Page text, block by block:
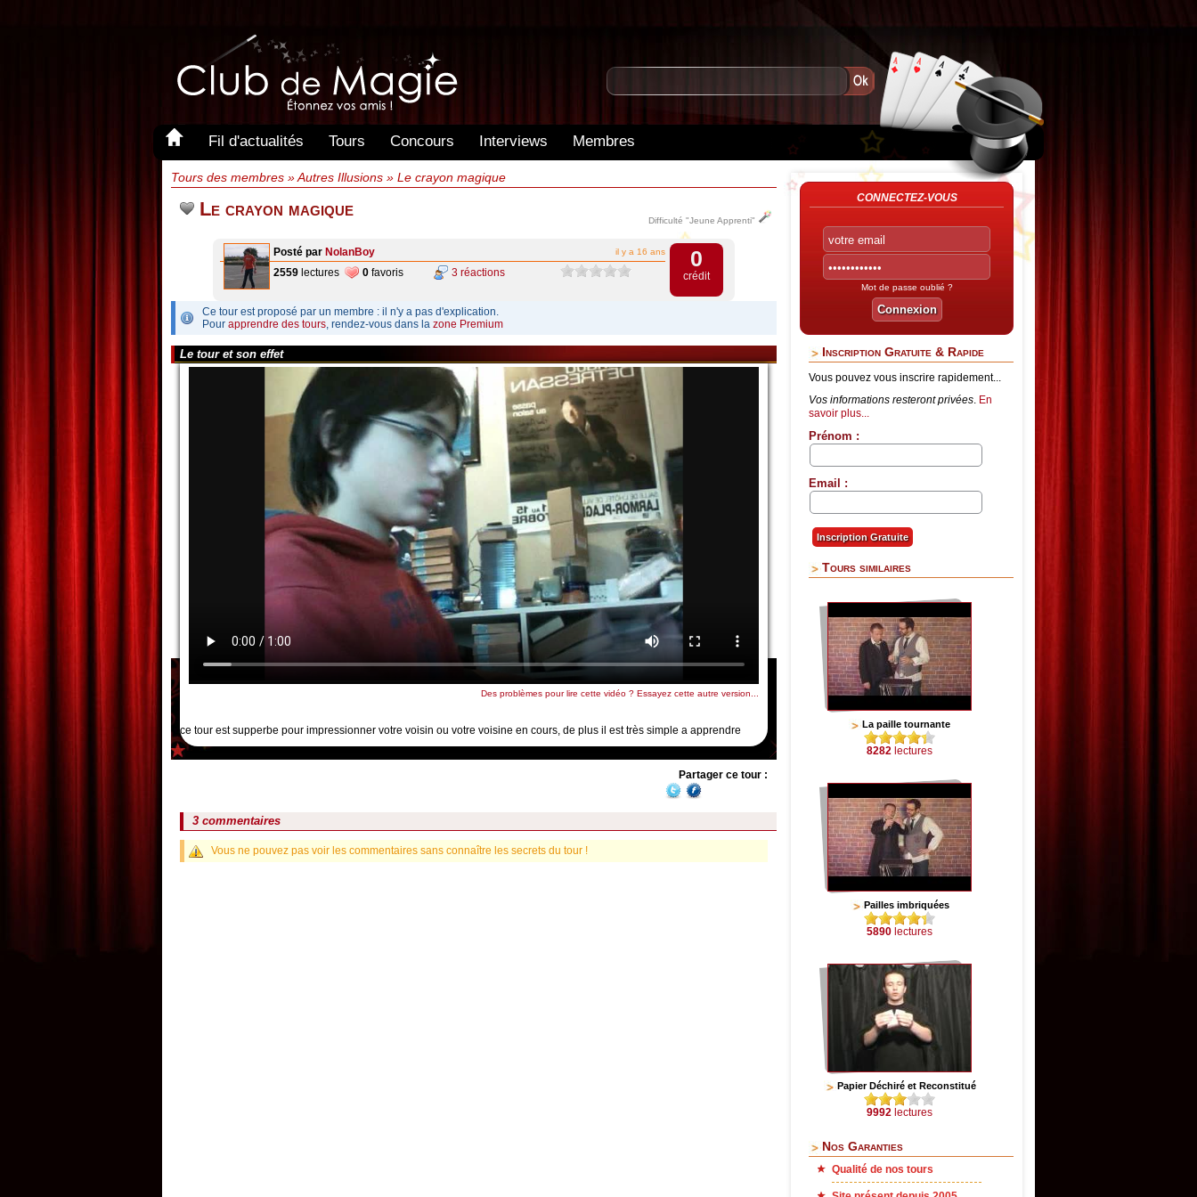
Fil d'actualités Tours Concours Interviews Membres
Tours des membres » Autres Illusions » Le crayon magique
Le crayon magique
Difficulté "Jeune Apprenti"
Posté par NolanBoy il y a 16 ans
2559 lectures 0 favoris 3 réactions
0
crédit
Ce tour est proposé par un membre : il n'y a pas d'explication.
Pour apprendre des tours, rendez-vous dans la zone Premium
Le tour et son effet
Des problèmes pour lire cette vidéo ? Essayez cette autre version...
ce tour est supperbe pour impressionner votre voisin ou votre voisine en cours, de plus il est très simple a apprendre
Partager ce tour :
3 commentaires
Vous ne pouvez pas voir les commentaires sans connaître les secrets du tour !
CONNECTEZ-VOUS
Mot de passe oublié ?
Inscription Gratuite & Rapide
Vous pouvez vous inscrire rapidement...
Vos informations resteront privées. En
savoir plus...
Prénom :
Email :
Tours similaires
La paille tournante
8282 lectures
Pailles imbriquées
5890 lectures
Papier Déchiré et Reconstitué
9992 lectures
Nos Garanties
Qualité de nos tours